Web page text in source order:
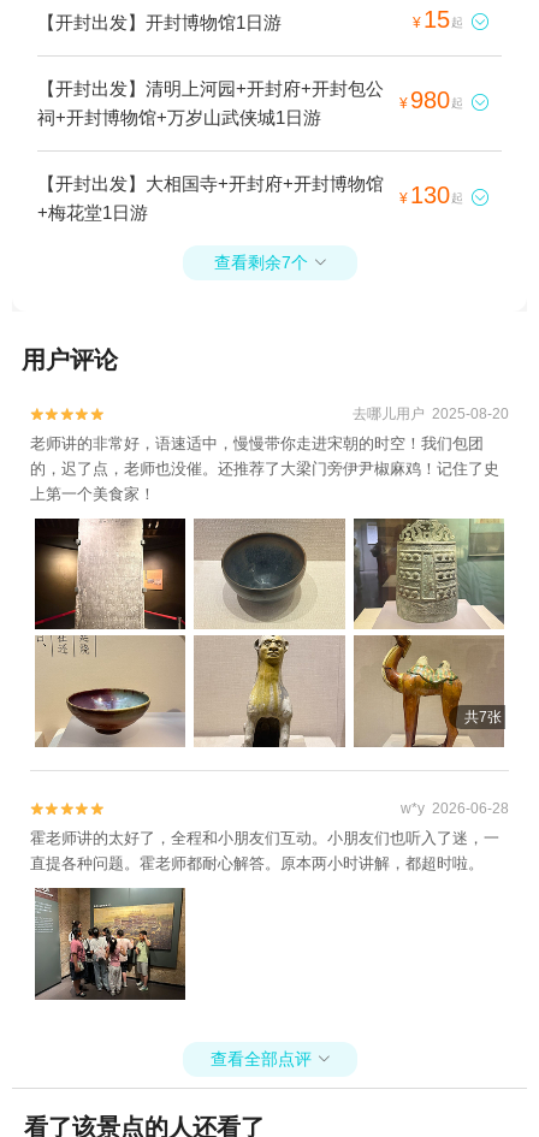
【开封出发】开封博物馆1日游 ¥ 15起 
【开封出发】清明上河园+开封府+开封包公
祠+开封博物馆+万岁山武侠城1日游
¥ 980起 
【开封出发】大相国寺+开封府+开封博物馆
+梅花堂1日游
¥ 130起 
查看剩余7个 
用户评论

 去哪儿用户 2025-08-20
老师讲的非常好，语速适中，慢慢带你走进宋朝的时空！我们包团
的，迟了点，老师也没催。还推荐了大梁门旁伊尹椒麻鸡！记住了史
上第一个美食家！
共7张

 w*y 2026-06-28
霍老师讲的太好了，全程和小朋友们互动。小朋友们也听入了迷，一
直提各种问题。霍老师都耐心解答。原本两小时讲解，都超时啦。
查看全部点评 
看了该景点的人还看了